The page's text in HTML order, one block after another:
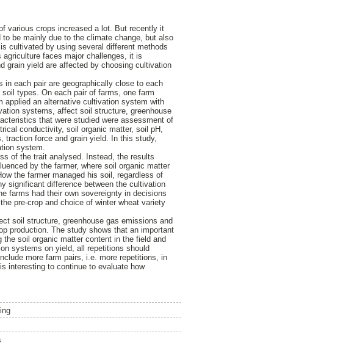
various crops increased a lot. But recently it
be mainly due to the climate change, but also
cultivated by using several different methods
faces major challenges, it is
grain yield are affected by choosing cultivation
each pair are geographically close to each
types. On each pair of farms, one farm
applied an alternative cultivation system with
systems, affect soil structure, greenhouse
that were studied were assessment of
conductivity, soil organic matter, soil pH,
traction force and grain yield. In this study,
system.
of the trait analysed. Instead, the results
by the farmer, where soil organic matter
the farmer managed his soil, regardless of
significant difference between the cultivation
farms had their own sovereignty in decisions
pre-crop and choice of winter wheat variety
soil structure, greenhouse gas emissions and
production. The study shows that an important
soil organic matter content in the field and
systems on yield, all repetitions should
more farm pairs, i.e. more repetitions, in
interesting to continue to evaluate how